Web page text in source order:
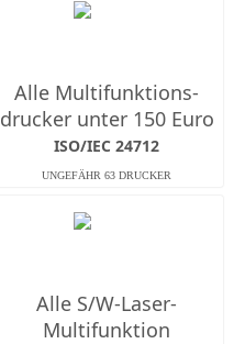
Alle Multifunktions­
drucker unter 150 Euro
ISO/IEC 24712
Alle S/W-Laser-
Multifunktion